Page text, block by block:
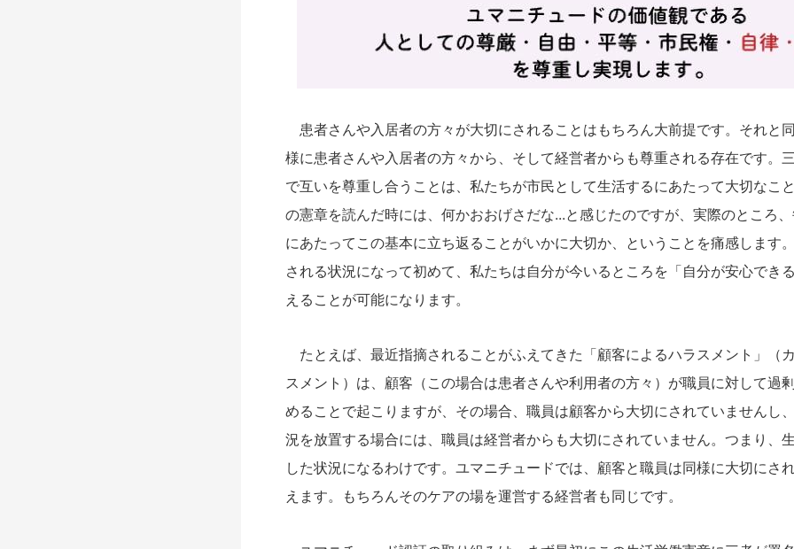
患者さんや入居者の方々が大切にされることはもちろん大前提です。それと
様に患者さんや入居者の方々から、そして経営者からも尊重される存在です。
で互いを尊重し合うことは、私たちが市民として生活するにあたって大切なこ
の憲章を読んだ時には、何かおおげさだな...と感じたのですが、実際のところ
にあたってこの基本に立ち返ることがいかに大切か、ということを痛感します
される状況になって初めて、私たちは自分が今いるところを「自分が安心でき
えることが可能になります。
たとえば、最近指摘されることがふえてきた「顧客によるハラスメント」（
スメント）は、顧客（この場合は患者さんや利用者の方々）が職員に対して過
めることで起こりますが、その場合、職員は顧客から大切にされていませんし
況を放置する場合には、職員は経営者からも大切にされていません。つまり、
した状況になるわけです。ユマニチュードでは、顧客と職員は同様に大切にさ
えます。もちろんそのケアの場を運営する経営者も同じです。